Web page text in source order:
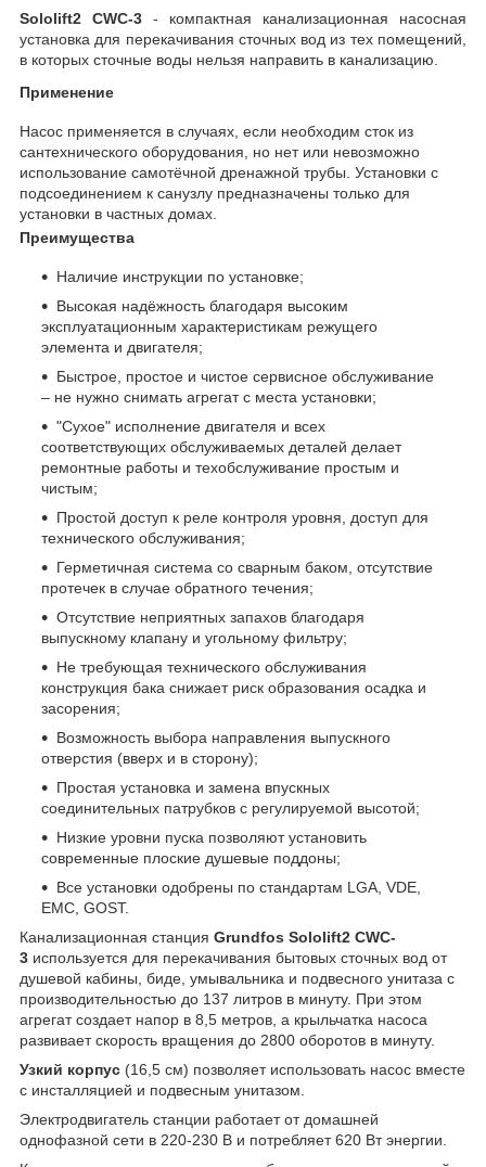
Sololift2 CWC-3 - компактная канализационная насосная
установка для перекачивания сточных вод из тех помещений,
в которых сточные воды нельзя направить в канализацию.
Применение
Насос применяется в случаях, если необходим сток из
сантехнического оборудования, но нет или невозможно
использование самотёчной дренажной трубы. Установки с
подсоединением к санузлу предназначены только для
установки в частных домах.
Преимущества
Наличие инструкции по установке;
Высокая надёжность благодаря высоким
эксплуатационным характеристикам режущего
элемента и двигателя;
Быстрое, простое и чистое сервисное обслуживание
– не нужно снимать агрегат с места установки;
"Сухое" исполнение двигателя и всех
соответствующих обслуживаемых деталей делает
ремонтные работы и техобслуживание простым и
чистым;
Простой доступ к реле контроля уровня, доступ для
технического обслуживания;
Герметичная система со сварным баком, отсутствие
протечек в случае обратного течения;
Отсутствие неприятных запахов благодаря
выпускному клапану и угольному фильтру;
Не требующая технического обслуживания
конструкция бака снижает риск образования осадка и
засорения;
Возможность выбора направления выпускного
отверстия (вверх и в сторону);
Простая установка и замена впускных
соединительных патрубков с регулируемой высотой;
Низкие уровни пуска позволяют установить
современные плоские душевые поддоны;
Все установки одобрены по стандартам LGA, VDE,
EMC, GOST.
Канализационная станция Grundfos Sololift2 CWC-
3 используется для перекачивания бытовых сточных вод от
душевой кабины, биде, умывальника и подвесного унитаза с
производительностью до 137 литров в минуту. При этом
агрегат создает напор в 8,5 метров, а крыльчатка насоса
развивает скорость вращения до 2800 оборотов в минуту.
Узкий корпус (16,5 см) позволяет использовать насос вместе
с инсталляцией и подвесным унитазом.
Электродвигатель станции работает от домашней
однофазной сети в 220-230 В и потребляет 620 Вт энергии.